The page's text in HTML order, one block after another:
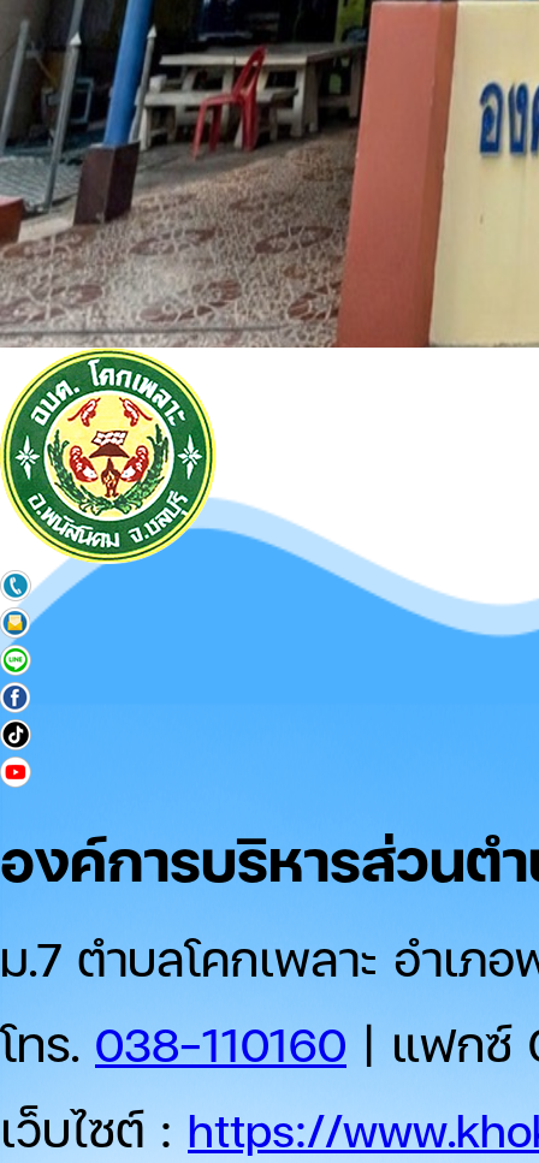
องค์การบริหารส่วนต
ม.7 ตำบลโคกเพลาะ อำเ
โทร. 038-110160 | แฟกซ์
เว็บไซต์ : https://